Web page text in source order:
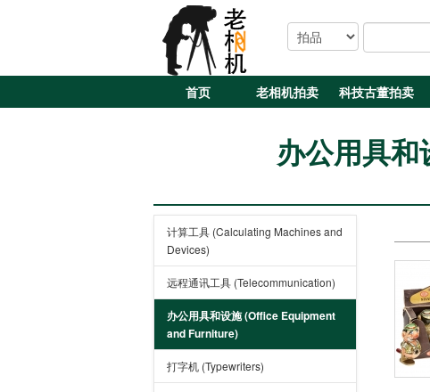
首页 老相机拍卖 科技古董拍卖
办公用具
计算工具 (Calculating Machines and
Devices)
远程通讯工具 (Telecommunication)
办公用具和设施 (Office Equipment
and Furniture)
打字机 (Typewriters)